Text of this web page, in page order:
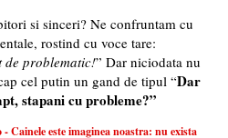
si sinceri? Ne confruntam cu
rostind cu voce tare:
de problematic!” Dar niciodata nu
cel putin un gand de tipul “Dar
stapani cu probleme?”
Cainele este imaginea noastra: nu exista